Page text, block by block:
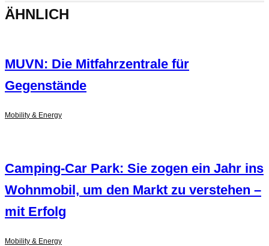
ÄHNLICH
MUVN: Die Mitfahrzentrale für
Gegenstände
Mobility & Energy
Camping-Car Park: Sie zogen ein Jahr ins
Wohnmobil, um den Markt zu verstehen –
mit Erfolg
Mobility & Energy